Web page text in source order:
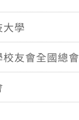
大學
友會全國總會